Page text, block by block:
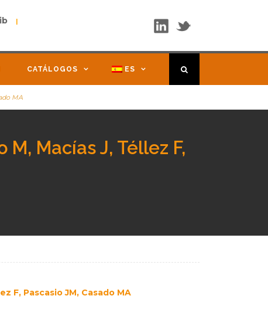
|
CATÁLOGOS ES
MA
Macías J, Téllez F,
F, Pascasio JM, Casado MA